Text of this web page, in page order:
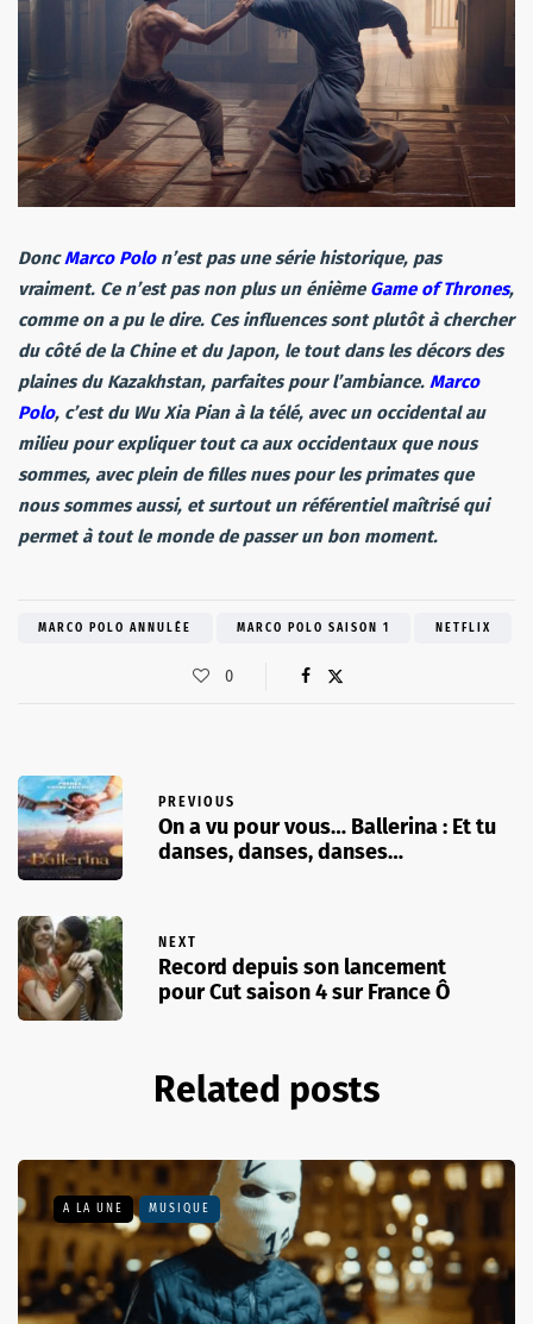
DoncMarco Polon’est pas une série historique, pas
vraiment. Ce n’est pas non plus un énième Game of Thrones,
comme on a pu le dire. Ces influences sont plutôt à chercher
du côté de la Chine et du Japon, le tout dans les décors des
plaines du Kazakhstan, parfaites pour l’ambiance. Marco
Polo, c’est du Wu Xia Pian à la télé, avec un occidental au
milieu pour expliquer tout ca aux occidentaux que nous
sommes, avec plein de filles nues pour les primates que
nous sommes aussi, et surtout un référentiel maîtrisé qui
permet à tout le monde de passer un bon moment.
MARCO POLO ANNULÉE MARCO POLO SAISON 1 NETFLIX
0
PREVIOUS
On a vu pour vous… Ballerina : Et tu
danses, danses, danses…
NEXT
Record depuis son lancement
pour Cut saison 4 sur France Ô
Related posts
A LA UNE MUSIQUE